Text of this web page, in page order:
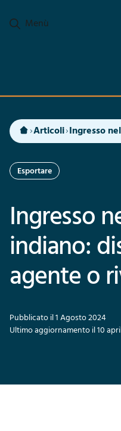
Menù
Articoli
Esportare
Ingresso
indiano:
agente o
Pubblicato il 1 Agosto 2024
Ultimo aggiornamento il 10